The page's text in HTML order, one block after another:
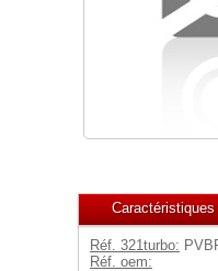
Caractéristiques
Réf. 321turbo:
Réf. oem: